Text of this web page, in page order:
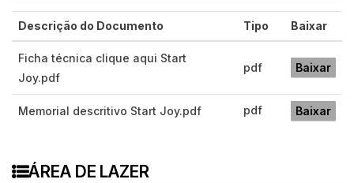
Descrição do Documento Tipo Baixar
Ficha técnica clique aqui Start
Joy.pdf
pdf Baixar
Memorial descritivo Start Joy.pdf pdf Baixar
ÁREA DE LAZER